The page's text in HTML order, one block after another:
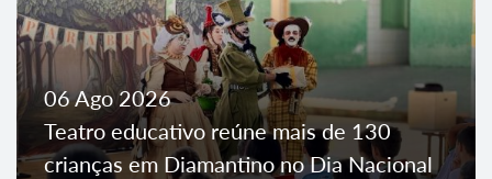
06 Ago 2026
Teatro educativo reúne mais de 130
crianças em Diamantino no Dia Nacional